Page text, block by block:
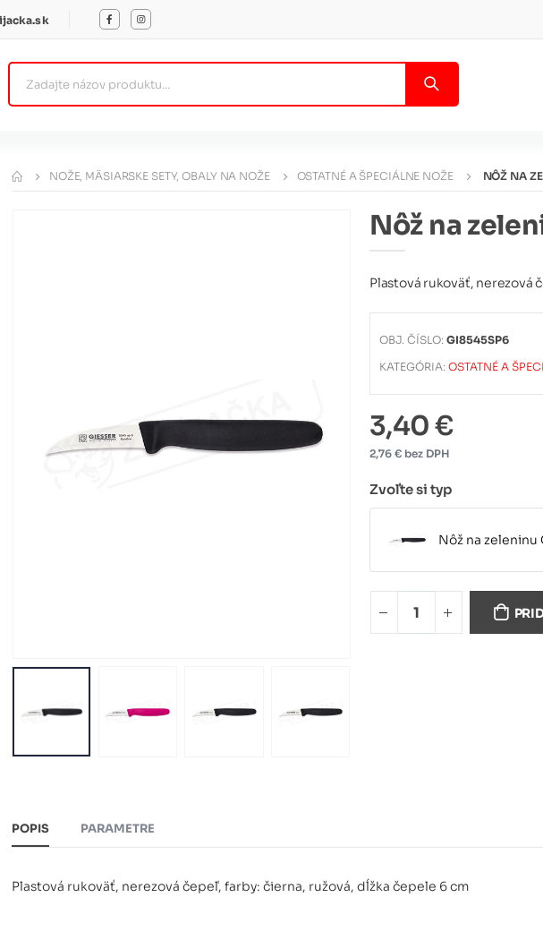
NOŽE, MÄSIARSKE SETY, OBALY NA NOŽE OSTATNÉ A ŠPECIÁLNE NOŽE NÔŽ NA
Nôž na
Plastová rukoväť, nerezová
OBJ. ČÍSLO:GI8545SP6
KATEGÓRIA:OSTATNÉ A
3,40 €
2,76 € bez DPH
Zvoľte si typ
Nôž na zeleninu
Nôž na zeleninu
POPIS PARAMETRE
Plastová rukoväť, nerezová čepeľ, farby: čierna, ružová, dĺžka čepele 6 cm